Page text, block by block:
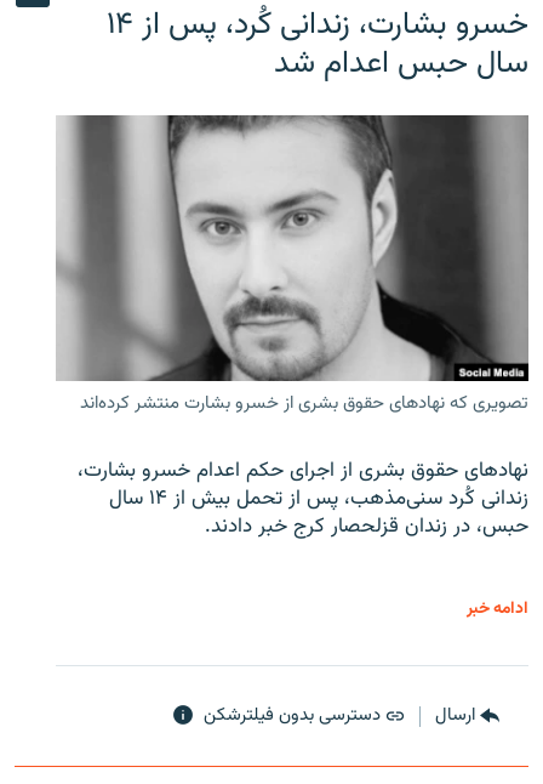
خسرو بشارت، زندانی کُرد، پس از ۱۴
سال حبس اعدام شد
تصویری که نهادهای حقوق بشری از خسرو بشارت منتشر کرده‌اند
نهادهای حقوق بشری از اجرای حکم اعدام خسرو بشارت،
زندانی کُرد سنی‌مذهب، پس از تحمل بیش از ۱۴ سال
حبس، در زندان قزلحصار کرج خبر دادند.
ادامه خبر
ارسال دسترسی بدون فیلترشکن